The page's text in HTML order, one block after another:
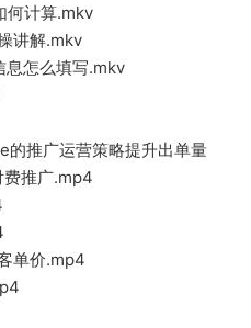
何计算.mkv
讲解.mkv
息怎么填写.mkv
推广运营策略提升出单量
费推广.mp4
单价.mp4